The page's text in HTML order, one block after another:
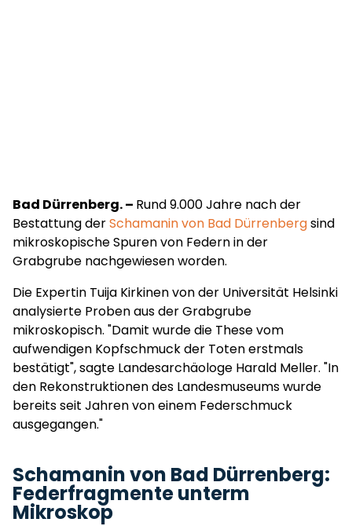
Bad Dürrenberg. – Rund 9.000 Jahre nach der
Bestattung derSchamanin von Bad Dürrenbergsind
mikroskopische Spuren von Federn in der
Grabgrube nachgewiesen worden.
Die Expertin Tuija Kirkinen von der Universität Helsinki
analysierte Proben aus der Grabgrube
mikroskopisch. "Damit wurde die These vom
aufwendigen Kopfschmuck der Toten erstmals
bestätigt", sagte Landesarchäologe Harald Meller. "In
den Rekonstruktionen des Landesmuseums wurde
bereits seit Jahren von einem Federschmuck
ausgegangen."
Schamanin von Bad Dürrenberg:
Federfragmente unterm
Mikroskop